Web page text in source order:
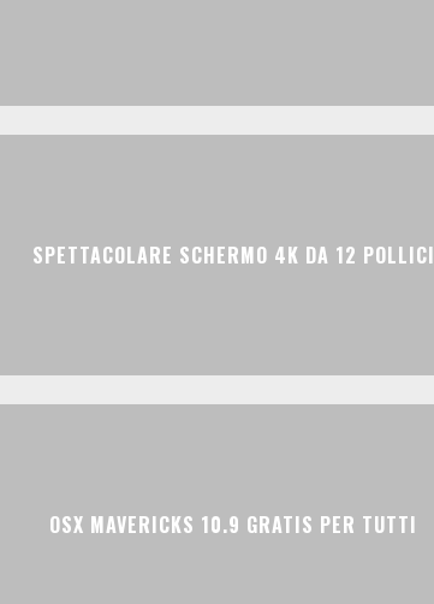
SPETTACOLARE SCHERMO 4K DA 12 POLLICI
OSX MAVERICKS 10.9 GRATIS PER TUTTI